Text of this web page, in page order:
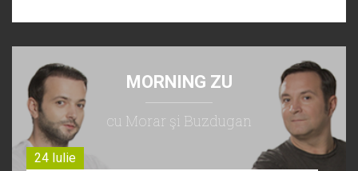
MORNING ZU
cu Morar şi Buzdugan
24 Iulie